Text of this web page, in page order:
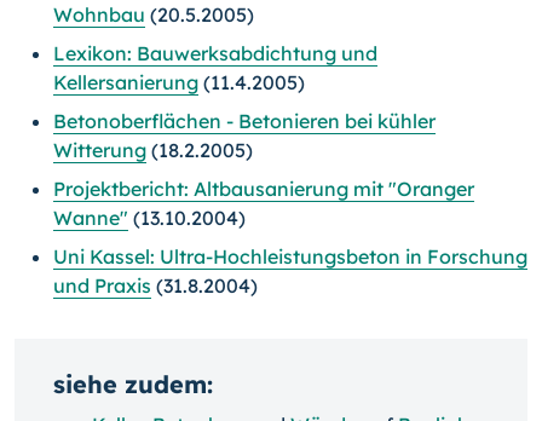
Wohnbau (20.5.2005)
Lexikon: Bauwerksabdichtung und
Kellersanierung (11.4.2005)
Betonoberflächen - Betonieren bei kühler
Witterung (18.2.2005)
Projektbericht: Altbausanierung mit "Oranger
Wanne" (13.10.2004)
Uni Kassel: Ultra-Hochleistungsbeton in Forschung
und Praxis (31.8.2004)
siehe zudem: